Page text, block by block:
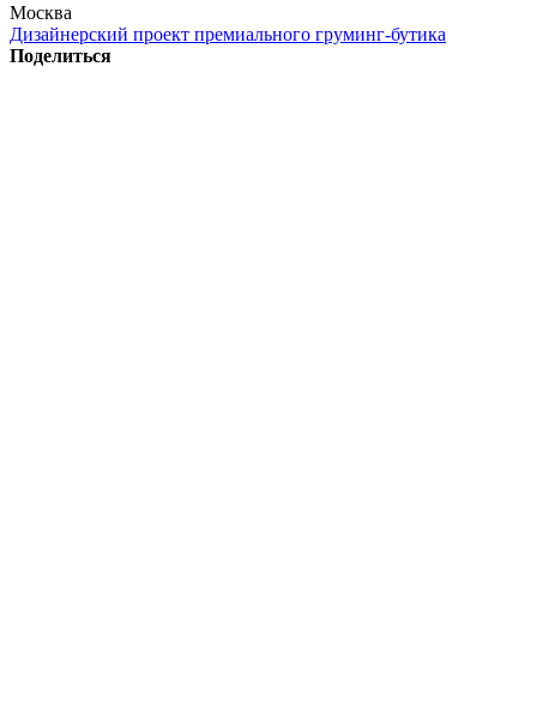
Москва
Дизайнерский проект премиального груминг-бутика
Поделиться